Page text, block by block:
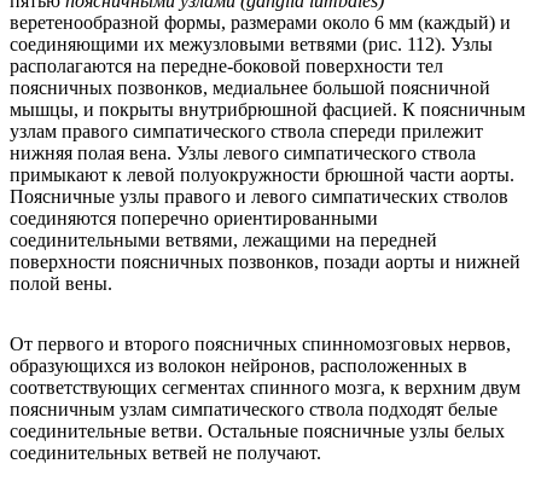
веретенообразной формы, размерами около 6 мм (каждый) и
соединяющими их межузловыми ветвями (рис. 112). Узлы
располагаются на передне-боковой поверхности тел
поясничных позвонков, медиальнее большой поясничной
мышцы, и покрыты внутрибрюшной фасцией. К поясничным
узлам правого симпатического ствола спереди прилежит
нижняя полая вена. Узлы левого симпатического ствола
примыкают к левой полуокружности брюшной части аорты.
Поясничные узлы правого и левого симпатических стволов
соединяются поперечно ориентированными
соединительными ветвями, лежащими на передней
поверхности поясничных позвонков, позади аорты и нижней
полой вены.
От первого и второго поясничных спинномозговых нервов,
образующихся из волокон нейронов, расположенных в
соответствующих сегментах спинного мозга, к верхним двум
поясничным узлам симпатического ствола подходят белые
соединительные ветви. Остальные поясничные узлы белых
соединительных ветвей не получают.